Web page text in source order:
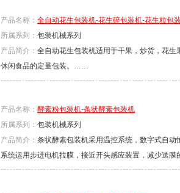
产品名称： 全自动花生包装机-花生碎包装机-花生粒包
所属系列： 包装机械系列
产品简介： 全自动花生包装机适用于干果，炒货，花
休闲食品的定量包装。……
产品名称： 酵素粉包装机-条状酵素包装机
所属系列： 包装机械系列
产品简介： 条状酵素包装机采用温控系统，数字式自
系统运用步进电机拉膜，接近开头感应装置，减少送